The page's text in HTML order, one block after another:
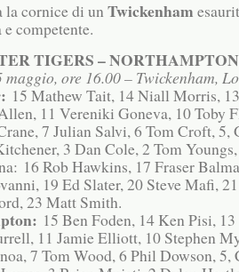
la cornice di un Twickenham
e competente.
TIGERS –
maggio, ore 16.00 – Twickenham,
15 Mathew Tait, 14 Niall Morris,
11 Vereniki Goneva, 10 Toby
7 Julian Salvi, 6 Tom Croft, 5,
3 Dan Cole, 2 Tom
16 Rob Hawkins, 17 Fraser
19 Ed Slater, 20 Steve Mafi,
23 Matt Smith.
15 Ben Foden, 14 Ken Pisi,
11 Jamie Elliott, 10 Stephen
7 Tom Wood, 6 Phil Dowson, 5,